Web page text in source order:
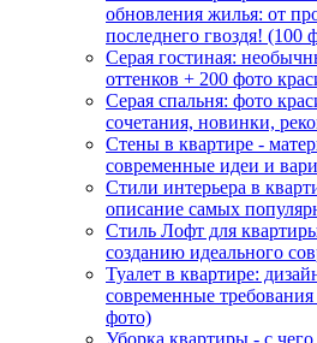
обновления жилья: от
последнего гвоздя! (100
Серая гостиная:
оттенков + 200 фото
Серая спальня: фото
сочетания, новинки,
Стены в квартире -
современные идеи и
Стили интерьера в
описание самых
Стиль Лофт для
созданию идеального
Туалет в квартире:
современные
фото)